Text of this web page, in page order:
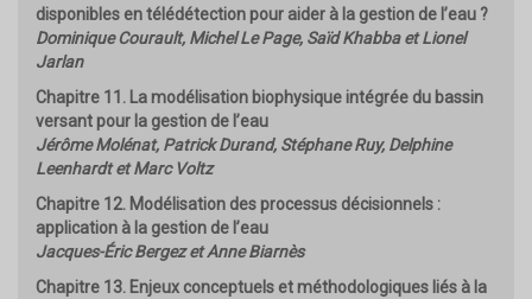
disponibles en télédétection pour aider à la gestion de l’eau ?
Dominique Courault, Michel Le Page, Saïd Khabba et Lionel
Jarlan
Chapitre 11. La modélisation biophysique intégrée du bassin
versant pour la gestion de l’eau
Jérôme Molénat, Patrick Durand, Stéphane Ruy, Delphine
Leenhardt et Marc Voltz
Chapitre 12. Modélisation des processus décisionnels :
application à la gestion de l’eau
Jacques-Éric Bergez et Anne Biarnès
Chapitre 13. Enjeux conceptuels et méthodologiques liés à la